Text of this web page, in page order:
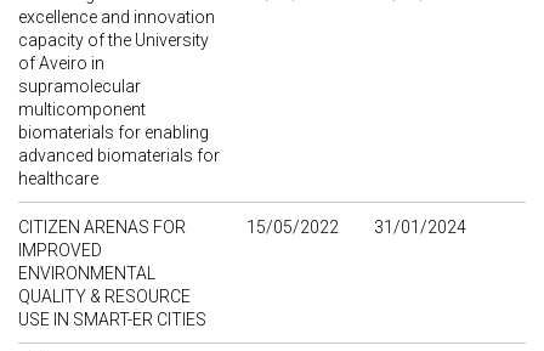
excellence and innovation
capacity of the University
of Aveiro in
supramolecular
multicomponent
biomaterials for enabling
advanced biomaterials for
healthcare
CITIZEN ARENAS FOR
IMPROVED
ENVIRONMENTAL
QUALITY & RESOURCE
USE IN SMART-ER CITIES
15/05/2022 31/01/2024